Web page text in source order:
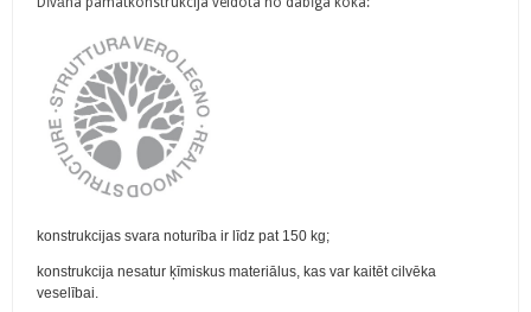
konstrukcijas svara noturība ir līdz pat 150 kg;
konstrukcija nesatur ķīmiskus materiālus, kas var kaitēt cilvēka
veselībai.